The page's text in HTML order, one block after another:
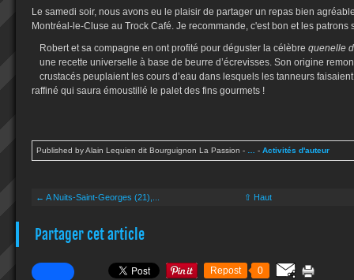
Le samedi soir, nous avons eu le plaisir de partager un repas bien
Montréal-le-Cluse au Trock Café. Je recommande, c'est bon et les patrons
Robert et sa compagne en ont profité pour déguster la célèbre quenelle
une recette universelle à base de beurre d’écrevisses. Son origine
crustacés peuplaient les cours d’eau dans lesquels les tanneurs
raffiné qui saura émoustillé le palet des fins gourmets !
Published by Alain Lequien dit Bourguignon La Passion - - Activités d'auteur
← A Nuits-Saint-Georges (21),... ⇧ Haut
Partager cet article
Repost 0